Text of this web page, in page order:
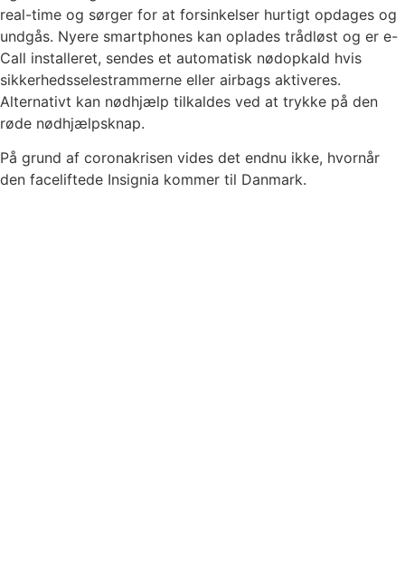
real-time og sørger for at forsinkelser hurtigt opdages og
undgås. Nyere smartphones kan oplades trådløst og er e-
Call installeret, sendes et automatisk nødopkald hvis
sikkerhedsselestrammerne eller airbags aktiveres.
Alternativt kan nødhjælp tilkaldes ved at trykke på den
røde nødhjælpsknap.
På grund af coronakrisen vides det endnu ikke, hvornår
den faceliftede Insignia kommer til Danmark.